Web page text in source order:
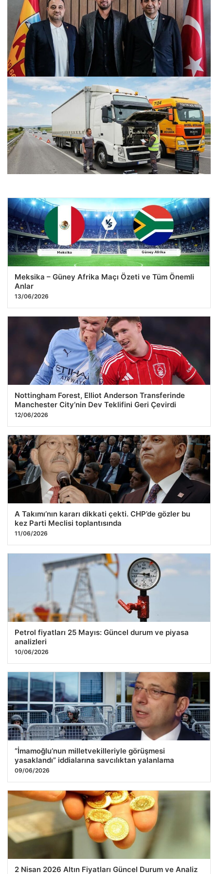
Kayserispor’da İlhan Parlak Dönemi Sona Erdi
25.07.2026 11:55
Gaziantep Şehir İlçeleri Taşıt Performans Donanımları –
Gaziantep Akücü
24.07.2026 22:08
Meksika – Güney Afrika Maçı Özeti ve Tüm Önemli
Anlar
13/06/2026
Nottingham Forest, Elliot Anderson Transferinde
Manchester City’nin Dev Teklifini Geri Çevirdi
12/06/2026
A Takımı’nın kararı dikkati çekti. CHP’de gözler bu
kez Parti Meclisi toplantısında
11/06/2026
Petrol fiyatları 25 Mayıs: Güncel durum ve piyasa
analizleri
10/06/2026
“İmamoğlu’nun milletvekilleriyle görüşmesi
yasaklandı” iddialarına savcılıktan yalanlama
09/06/2026
2 Nisan 2026 Altın Fiyatları Güncel Durum ve Analiz